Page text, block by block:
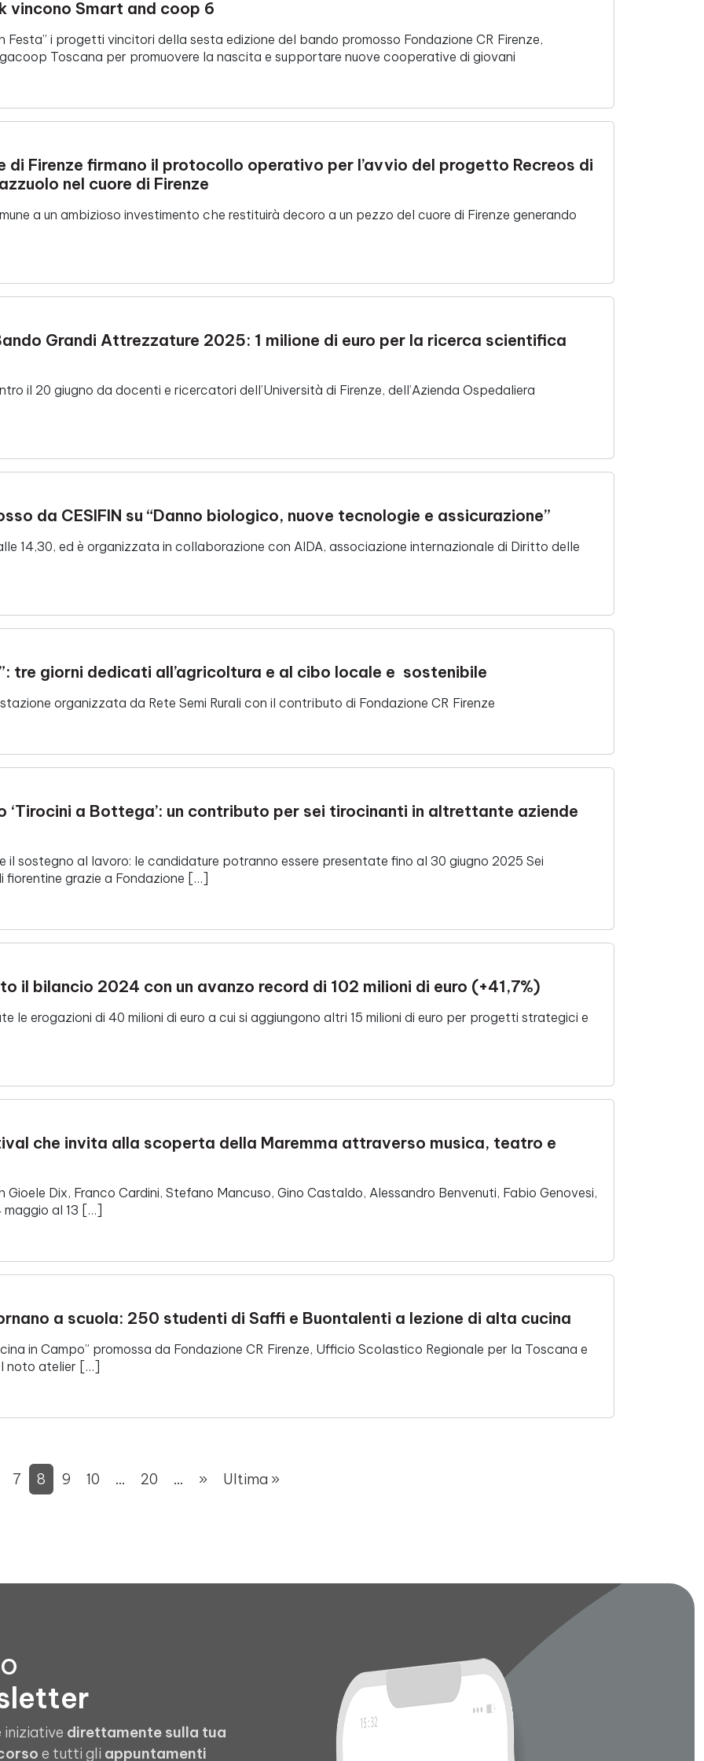
vincono Smart and coop 6
Festa” i progetti vincitori della sesta edizione del bando promosso Fondazione CR Firenze,
Toscana per promuovere la nascita e supportare nuove cooperative di giovani
di Firenze firmano il protocollo operativo per l’avvio del progetto Recreos di
nel cuore di Firenze
a un ambizioso investimento che restituirà decoro a un pezzo del cuore di Firenze generando
Grandi Attrezzature 2025: 1 milione di euro per la ricerca scientifica
il 20 giugno da docenti e ricercatori dell’Università di Firenze, dell’Azienda Ospedaliera
da CESIFIN su “Danno biologico, nuove tecnologie e assicurazione”
14,30, ed è organizzata in collaborazione con AIDA, associazione internazionale di Diritto delle
tre giorni dedicati all’agricoltura e al cibo locale e sostenibile
organizzata da Rete Semi Rurali con il contributo di Fondazione CR Firenze
‘Tirocini a Bottega’: un contributo per sei tirocinanti in altrettante aziende
il sostegno al lavoro: le candidature potranno essere presentate fino al 30 giugno 2025 Sei
grazie a Fondazione […]
il bilancio 2024 con un avanzo record di 102 milioni di euro (+41,7%)
le erogazioni di 40 milioni di euro a cui si aggiungono altri 15 milioni di euro per progetti strategici e
che invita alla scoperta della Maremma attraverso musica, teatro e
Dix, Franco Cardini, Stefano Mancuso, Gino Castaldo, Alessandro Benvenuti, Fabio Genovesi,
al 13 […]
a scuola: 250 studenti di Saffi e Buontalenti a lezione di alta cucina
in Campo” promossa da Fondazione CR Firenze, Ufficio Scolastico Regionale per la Toscana e
noto atelier […]
7 8 9 10 ... 20 ... » Ultima »
iniziative direttamente sulla tua
e tutti gli appuntamenti